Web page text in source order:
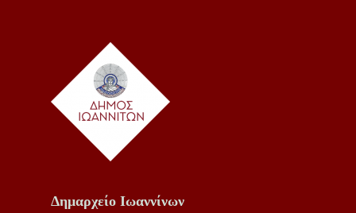
Δημαρχείο Ιωαννίνων